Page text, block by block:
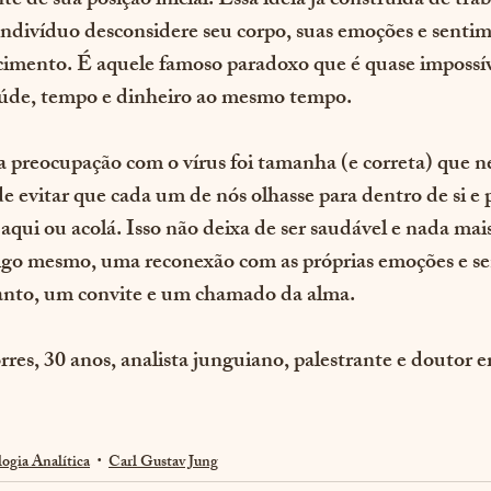
desconsidere seu corpo, suas emoções e
É aquele famoso paradoxo que é quase
tempo e dinheiro ao mesmo tempo.
com o vírus foi tamanha (e correta) que
evitar que cada um de nós olhasse para dentro de si
ou acolá. Isso não deixa de ser saudável e nada
mesmo, uma reconexão com as próprias emoções e
um convite e um chamado da alma.
30 anos,analista junguiano, palestrante e doutor
Analítica Carl Gustav Jung